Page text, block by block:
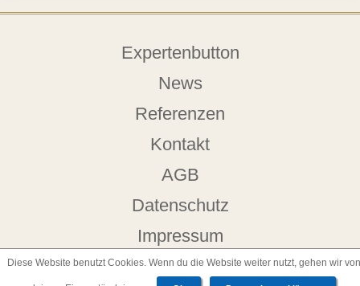
Diese Website benutzt Cookies. Wenn du die Website weiter nutzt, gehen wir von
Expertenbutton
News
Referenzen
Kontakt
AGB
Datenschutz
Impressum
Architekt in Frankfurt am Main | ArchitektenScout © 2026